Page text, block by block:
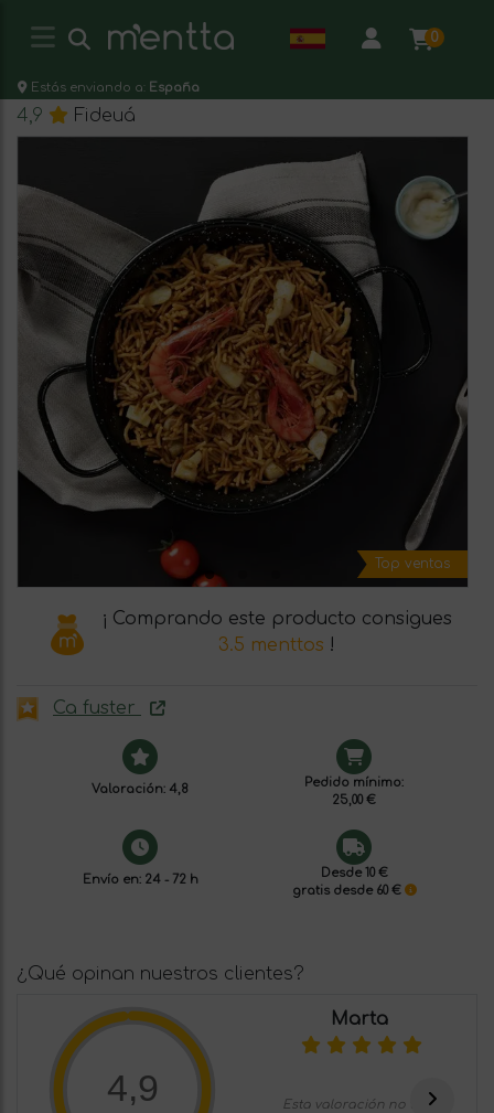
0
Estás enviando a: España
4,9 Fideuá
Top ventas
¡ Comprando este producto consigues
3.5 menttos !
Ca fuster
Valoración: 4,8
Pedido mínimo:
25,00 €
Envío en: 24 - 72 h
Desde 10 €
gratis desde 60 €
¿Qué opinan nuestros clientes?
4,9
Marta
Esta valoración no tiene